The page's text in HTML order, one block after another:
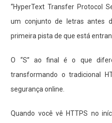
“HyperText Transfer Protocol
um conjunto de letras antes
primeira pista de que está
O “S” ao final é o que
transformando o tradicional
segurança online.
Quando você vê HTTPS no